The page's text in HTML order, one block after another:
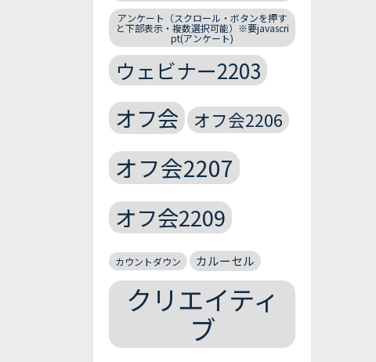
アンケート（スクロール・ボタンを押す
と下部表示・複数選択可能）※要javascri
pt(アンケート)
ウェビナー2203
オフ会 オフ会2206
オフ会2207
オフ会2209
カウントダウン カルーセル
クリエイティ
ブ